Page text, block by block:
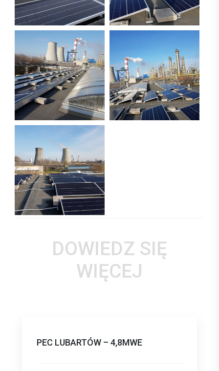
DOWIEDZ SIĘ
WIĘCEJ
PEC LUBARTÓW – 4,8MWE